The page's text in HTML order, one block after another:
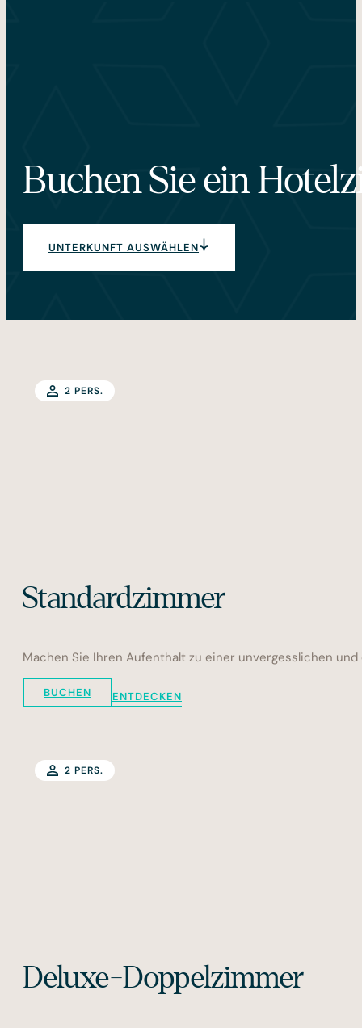
Buchen Sie ein
UNTERKUNFT AUSWÄHLEN
2 PERS.
Standardzimmer
Machen Sie Ihren Aufenthalt zu einer unvergesslichen
BUCHEN ENTDECKEN
2 PERS.
Deluxe-Doppelzimmer